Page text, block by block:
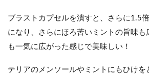
ブラストカプセルを潰すと、さらに1.5
になり、さらにほろ苦いミントの旨味も
も一気に広がった感じで美味しい！
テリアのメンソールやミントにもひけを